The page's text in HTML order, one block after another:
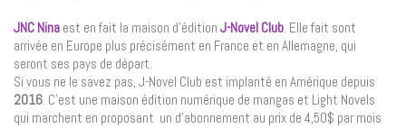
JNC Nina est en fait la maison d’édition J-Novel Club. Elle fait sont
arrivée en Europe plus précisément en France et en Allemagne, qui
seront ses pays de départ.
Si vous ne le savez pas, J-Novel Club est implanté en Amérique depuis
2016. C’est une maison édition numérique de mangas et Light Novels
qui marchent en proposant un d’abonnement au prix de 4,50$ par mois